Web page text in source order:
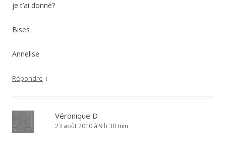
je t’ai donné?
Bises
Annelise
Répondre ↓
Véronique D
23 août 2010 à 9 h 30 min